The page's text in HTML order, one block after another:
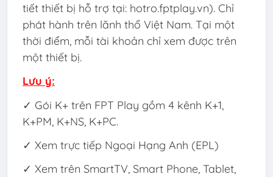
tiết thiết bị hỗ trợ tại: hotro.fptplay.vn). Chỉ
phát hành trên lãnh thổ Việt Nam. Tại một
thời điểm, mỗi tài khoản chỉ xem được trên
một thiết bị.
Lưu ý:
✓ Gói K+ trên FPT Play gồm 4 kênh K+1,
K+PM, K+NS, K+PC.
✓ Xem trực tiếp Ngoại Hạng Anh (EPL)
✓ Xem trên SmartTV, Smart Phone, Tablet,